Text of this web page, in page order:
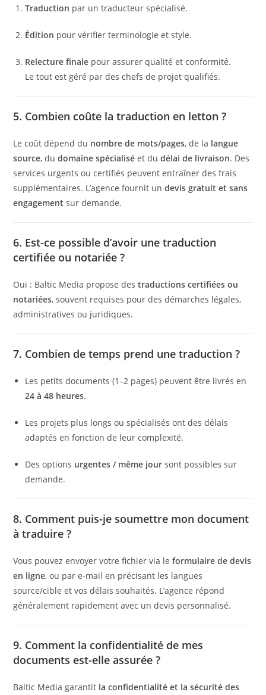
Traduction par un traducteur spécialisé.
Édition pour vérifier terminologie et style.
Relecture finale pour assurer qualité et conformité.
Le tout est géré par des chefs de projet qualifiés.
5. Combien coûte la traduction en letton ?
Le coût dépend du nombre de mots/pages, de la langue
source, dudomaine spécialisé et dudélai de livraison. Des
services urgents ou certifiés peuvent entraîner des frais
supplémentaires. L’agence fournit undevis gratuit et sans
engagement sur demande.
6. Est-ce possible d’avoir une traduction
certifiée ou notariée ?
Oui : Baltic Media propose destraductions certifiées ou
notariées, souvent requises pour des démarches légales,
administratives ou juridiques.
7. Combien de temps prend une traduction ?
Les petits documents (1–2 pages) peuvent être livrés en
24 à 48 heures.
Les projets plus longs ou spécialisés ont des délais
adaptés en fonction de leur complexité.
Des options urgentes / même jour sont possibles sur
demande.
8. Comment puis-je soumettre mon document
à traduire ?
Vous pouvez envoyer votre fichier via leformulaire de devis
en ligne, ou par e-mail en précisant les langues
source/cible et vos délais souhaités. L’agence répond
généralement rapidement avec un devis personnalisé.
9. Comment la confidentialité de mes
documents est-elle assurée ?
Baltic Media garantit la confidentialité et la sécurité des